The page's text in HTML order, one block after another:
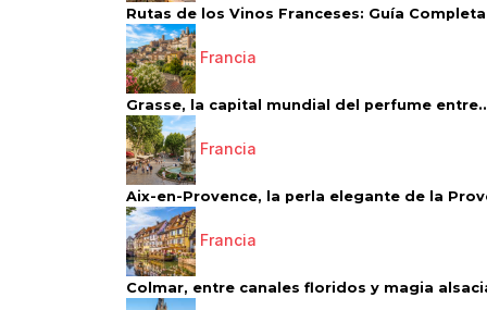
Rutas de los Vinos Franceses: Guía
Francia
Grasse, la capital mundial del perfume
Francia
Aix-en-Provence, la perla elegante de la
Francia
Colmar, entre canales floridos y magia